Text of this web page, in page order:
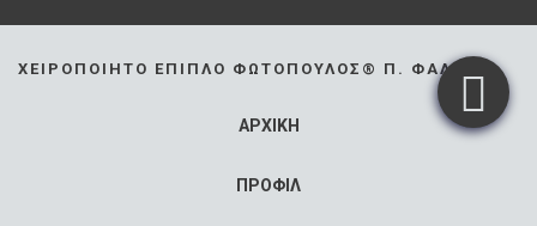
ΧΕΙΡΟΠΟΊΗΤΟ ΈΠΙΠΛΟ ΦΩΤΌΠΟΥΛΟΣ® Π. ΦΆΛΗΡΟ
ΑΡΧΙΚΗ
ΠΡΟΦΙΛ